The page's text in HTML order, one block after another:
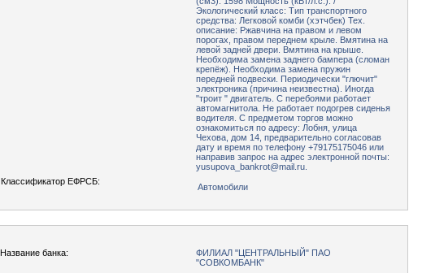
Экологический класс: Тип транспортного
средства: Легковой комби (хэтчбек) Тех.
описание: Ржавчина на правом и левом
порогах, правом переднем крыле. Вмятина на
левой задней двери. Вмятина на крыше.
Необходима замена заднего бампера (сломан
крепёж). Необходима замена пружин
передней подвески. Периодически "глючит"
электроника (причина неизвестна). Иногда
"троит " двигатель. С перебоями работает
автомагнитола. Не работает подогрев сиденья
водителя. С предметом торгов можно
ознакомиться по адресу: Лобня, улица
Чехова, дом 14, предварительно согласовав
дату и время по телефону +79175175046 или
направив запрос на адрес электронной почты:
yusupova_bankrot@mail.ru.
Классификатор ЕФРСБ:
Автомобили
Название банка:
ФИЛИАЛ "ЦЕНТРАЛЬНЫЙ" ПАО
"СОВКОМБАНК"